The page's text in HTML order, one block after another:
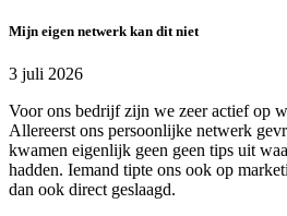
Mijn eigen netwerk kan dit niet
3 juli 2026
Voor ons bedrijf zijn we zeer actief op
Allereerst ons persoonlijke netwerk
kwamen eigenlijk geen geen tips uit
hadden. Iemand tipte ons ook op
dan ook direct geslaagd.